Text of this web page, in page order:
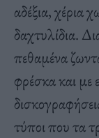
αδέξια, χέρια
δαχτυλίδια.
πεθαμένα
φρέσκα και με
τύποι που τα